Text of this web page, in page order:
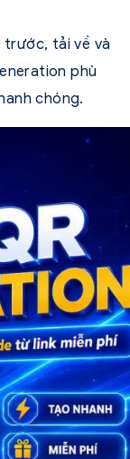
trước, tải về và
phù
chóng.